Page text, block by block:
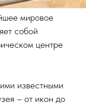
мировое
собой
центре
известными
– от икон до